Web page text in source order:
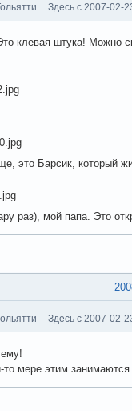
Здесь с 2007-02-
клевая штука! Можно
это Барсик, который
раз), мой папа. Это
Здесь с 2007-02-
то мере этим